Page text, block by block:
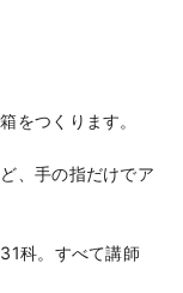
をつくります。
、手の指だけでア
科。すべて講師